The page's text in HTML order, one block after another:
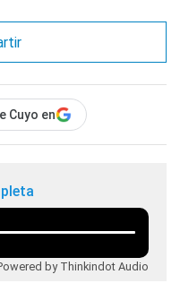
Cuyo en
by Thinkindot Audio